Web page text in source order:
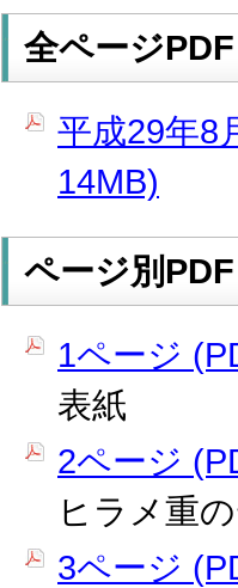
全ページPDF
平成29年8
14MB)
ページ別PDF
1ページ
表紙
2ページ
ヒラメ重
3ページ